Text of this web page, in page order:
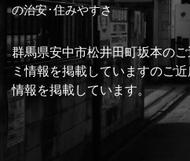
の治安･住みやすさ
群馬県安中市松井田町坂本の
ミ情報を掲載していますのご
情報を掲載しています。